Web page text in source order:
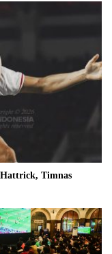
Timnas